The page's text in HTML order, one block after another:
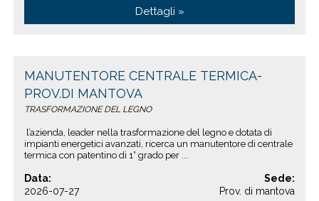
Dettagli »
MANUTENTORE CENTRALE TERMICA-
PROV.DI MANTOVA
TRASFORMAZIONE DEL LEGNO
l’azienda, leader nella trasformazione del legno e dotata di
impianti energetici avanzati, ricerca un manutentore di centrale
termica con patentino di 1° grado per ...
Data:
2026-07-27
Sede:
Prov. di mantova